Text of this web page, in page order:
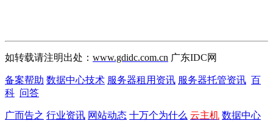
如转载请注明出处： www.gdidc.com.cn 广东IDC网
备案帮助 数据中心技术 服务器租用资讯 服务器托管资讯 百
科 问答
广而告之 行业资讯 网站动态 十万个为什么 云主机 数据中心